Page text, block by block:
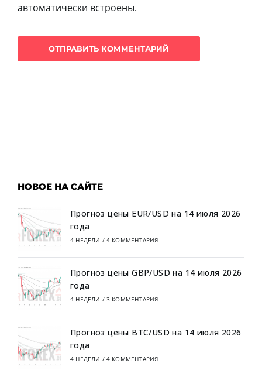
автоматически встроены.
НОВОЕ НА САЙТЕ
Прогноз цены EUR/USD на 14 июля 2026
года
4 НЕДЕЛИ / 4 КОММЕНТАРИЯ
Прогноз цены GBP/USD на 14 июля 2026
года
4 НЕДЕЛИ / 3 КОММЕНТАРИЯ
Прогноз цены BTC/USD на 14 июля 2026
года
4 НЕДЕЛИ / 4 КОММЕНТАРИЯ